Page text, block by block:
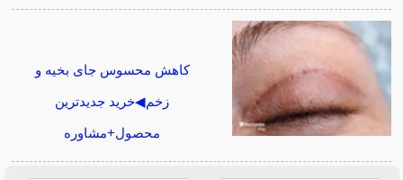
کاهش محسوس جای بخیه و
زخم◀خرید جدیدترین
محصول+مشاوره